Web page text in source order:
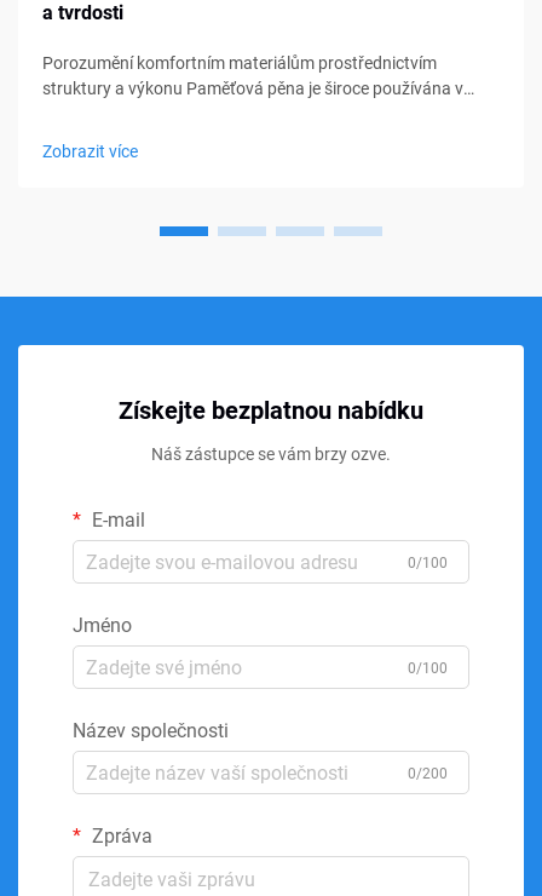
a tvrdosti
Porozumění komfortním materiálům prostřednictvím
struktury a výkonu Paměťová pěna je široce používána v
Zobrazit více
Získejte bezplatnou nabídku
Náš zástupce se vám brzy ozve.
E-mail
0/100
Jméno
0/100
Název společnosti
0/200
Zpráva